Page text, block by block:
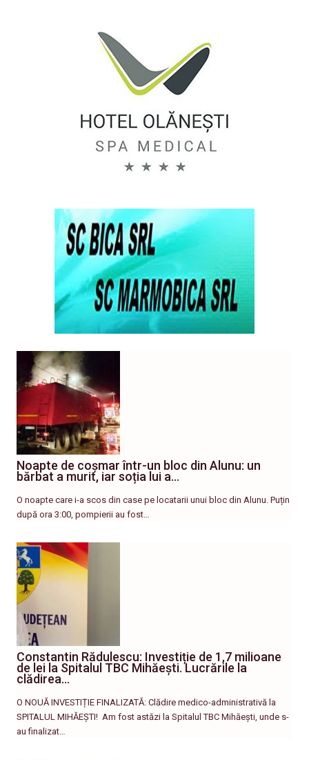
Noapte de coșmar într-un bloc din Alunu: un
bărbat a murit, iar soția lui a…
O noapte care i-a scos din case pe locatarii unui bloc din Alunu. Puțin
după ora 3:00, pompierii au fost…
Constantin Rădulescu: Investiție de 1,7 milioane
de lei la Spitalul TBC Mihăești. Lucrările la
clădirea…
O NOUĂ INVESTIȚIE FINALIZATĂ: Clădire medico-administrativă la
SPITALUL MIHĂEȘTI! ​ Am fost astăzi la Spitalul TBC Mihăești, unde s-
au finalizat…